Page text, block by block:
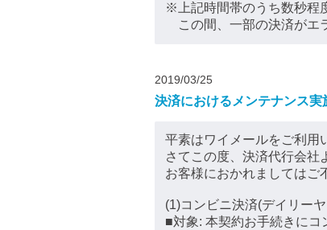
※上記時間帯のうち数秒程
この間、一部の決済がエ
2019/03/25
決済におけるメンテナンス実
平素はワイメールをご利用
さてこの度、決済代行会社
お客様におかれましてはご
(1)コンビニ決済(デイリーヤ
■対象: 本契約お手続きに